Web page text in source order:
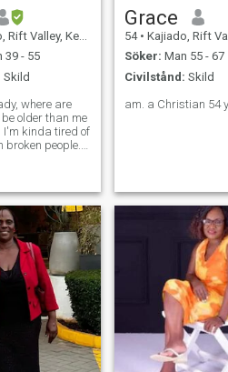
Valley, Kenya
39 - 55
Skild
where are
be older than me
I'm kinda tired of
people. I
and I take leads
wa
Grace
54 • Kajiado, Rift
Söker: Man 55 - 67
Civilstånd: Skild
am. a Christian 54